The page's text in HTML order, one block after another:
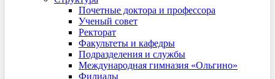
Почетные доктора и профессора
Ученый совет
Ректорат
Факультеты и кафедры
Подразделения и службы
Международная гимназия «Ольгино»
Филиалы